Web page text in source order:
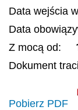
Data wejścia
Data
Z mocą od:
Dokument
Pobierz PDF